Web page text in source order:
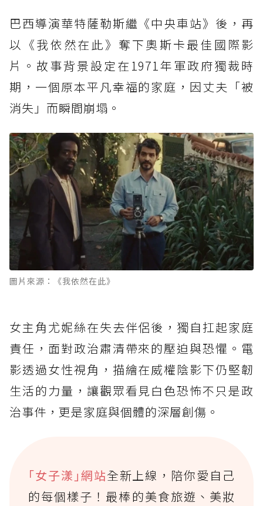
巴西導演華特薩勒斯繼《中央車站》後，再
以《我依然在此》奪下奧斯卡最佳國際影
片。故事背景設定在1971年軍政府獨裁時
期，一個原本平凡幸福的家庭，因丈夫「被
消失」而瞬間崩塌。
圖片來源：《我依然在此》
女主角尤妮絲在失去伴侶後，獨自扛起家庭
責任，面對政治肅清帶來的壓迫與恐懼。電
影透過女性視角，描繪在威權陰影下仍堅韌
生活的力量，讓觀眾看見白色恐怖不只是政
治事件，更是家庭與個體的深層創傷。
｢女子漾｣網站全新上線，陪你愛自己
的每個樣子！最棒的美食旅遊、美妝